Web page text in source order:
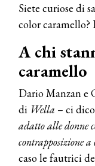
Siete curiose di
color caramello?
A chi
caramello
Dario Manzan e
di Wella – ci
adatto alle donne
contrapposizione
caso le fautrici